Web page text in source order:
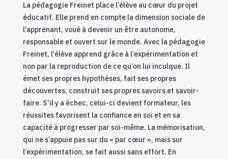
La pédagogie Freinet place l’élève au cœur du projet
éducatif. Elle prend en compte la dimension sociale de
l’apprenant, voué à devenir un être autonome,
responsable et ouvert sur le monde. Avec la pédagogie
Freinet, l’élève apprend grâce à l’expérimentation et
non par la reproduction de ce qu’on lui inculque. Il
émet ses propres hypothèses, fait ses propres
découvertes, construit ses propres savoirs et savoir-
faire. S’il y a échec, celui-ci devient formateur, les
réussites favorisent la confiance en soi et en sa
capacité à progresser par soi-même. La mémorisation,
qui ne s’appuie pas sur du « par cœur », mais sur
l’expérimentation, se fait aussi sans effort. En